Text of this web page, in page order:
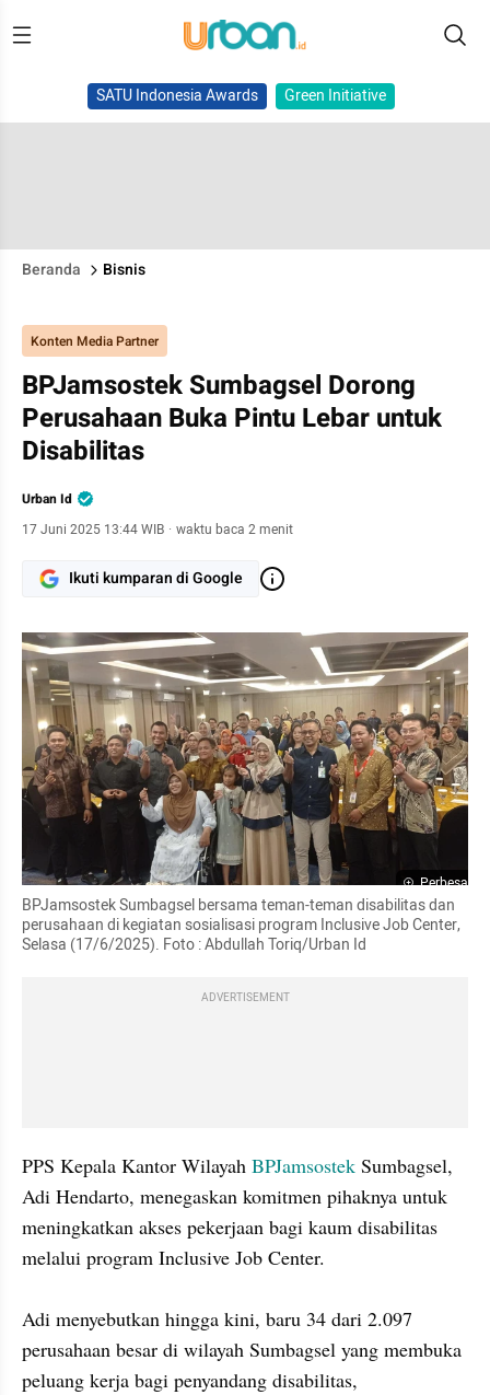
SATU Indonesia Awards Green Initiative
Beranda Bisnis
Konten Media Partner
BPJamsostek Sumbagsel Dorong
Perusahaan Buka Pintu Lebar untuk
Disabilitas
Urban Id
17 Juni 2025 13:44 WIB · waktu baca 2 menit
Ikuti kumparan di Google
Perbesar
BPJamsostek Sumbagsel bersama teman-teman disabilitas dan
perusahaan di kegiatan sosialisasi program Inclusive Job Center,
Selasa (17/6/2025). Foto : Abdullah Toriq/Urban Id
ADVERTISEMENT
PPS Kepala Kantor Wilayah BPJamsostek Sumbagsel,
Adi Hendarto, menegaskan komitmen pihaknya untuk
meningkatkan akses pekerjaan bagi kaum disabilitas
melalui program Inclusive Job Center.
Adi menyebutkan hingga kini, baru 34 dari 2.097
perusahaan besar di wilayah Sumbagsel yang membuka
peluang kerja bagi penyandang disabilitas,